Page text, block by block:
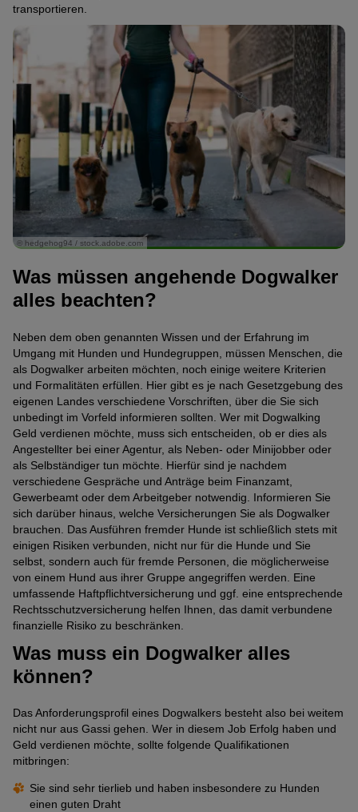
transportieren.
© hedgehog94 / stock.adobe.com
Was müssen angehende Dogwalker
alles beachten?
Neben dem oben genannten Wissen und der Erfahrung im
Umgang mit Hunden und Hundegruppen, müssen Menschen, die
als Dogwalker arbeiten möchten, noch einige weitere Kriterien
und Formalitäten erfüllen. Hier gibt es je nach Gesetzgebung des
eigenen Landes verschiedene Vorschriften, über die Sie sich
unbedingt im Vorfeld informieren sollten. Wer mit Dogwalking
Geld verdienen möchte, muss sich entscheiden, ob er dies als
Angestellter bei einer Agentur, als Neben- oder Minijobber oder
als Selbständiger tun möchte. Hierfür sind je nachdem
verschiedene Gespräche und Anträge beim Finanzamt,
Gewerbeamt oder dem Arbeitgeber notwendig. Informieren Sie
sich darüber hinaus, welche Versicherungen Sie als Dogwalker
brauchen. Das Ausführen fremder Hunde ist schließlich stets mit
einigen Risiken verbunden, nicht nur für die Hunde und Sie
selbst, sondern auch für fremde Personen, die möglicherweise
von einem Hund aus ihrer Gruppe angegriffen werden. Eine
umfassende Haftpflichtversicherung und ggf. eine entsprechende
Rechtsschutzversicherung helfen Ihnen, das damit verbundene
finanzielle Risiko zu beschränken.
Was muss ein Dogwalker alles
können?
Das Anforderungsprofil eines Dogwalkers besteht also bei weitem
nicht nur aus Gassi gehen. Wer in diesem Job Erfolg haben und
Geld verdienen möchte, sollte folgende Qualifikationen
mitbringen:
Sie sind sehr tierlieb und haben insbesondere zu Hunden
einen guten Draht